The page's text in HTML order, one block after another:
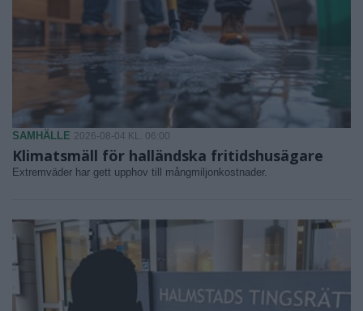
SAMHÄLLE 2026-08-04 KL. 06:00
Klimatsmäll för halländska fritidshusägare
Extremväder har gett upphov till mångmiljonkostnader.